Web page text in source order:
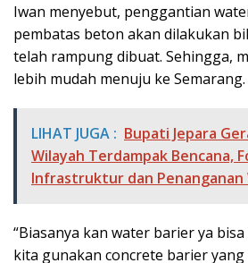
Iwan menyebut, penggantian
pembatas beton akan dilakukan
telah rampung dibuat. Sehingga,
lebih mudah menuju ke Semarang.
LIHAT JUGA : Bupati Jepara
Wilayah Terdampak Bencana,
Infrastruktur dan Penanganan
“Biasanya kan water barier ya
kita gunakan concrete barier